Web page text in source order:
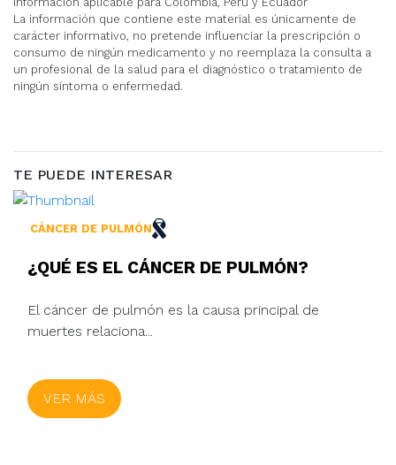
La información que contiene este material es únicamente de
carácter informativo, no pretende influenciar la prescripción o
consumo de ningún medicamento y no reemplaza la consulta a
un profesional de la salud para el diagnóstico o tratamiento de
ningún síntoma o enfermedad.
TE PUEDE INTERESAR
CÁNCER DE PULMÓN
¿QUÉ ES EL CÁNCER DE PULMÓN?
El cáncer de pulmón es la causa principal de
muertes relaciona...
VER MÁS